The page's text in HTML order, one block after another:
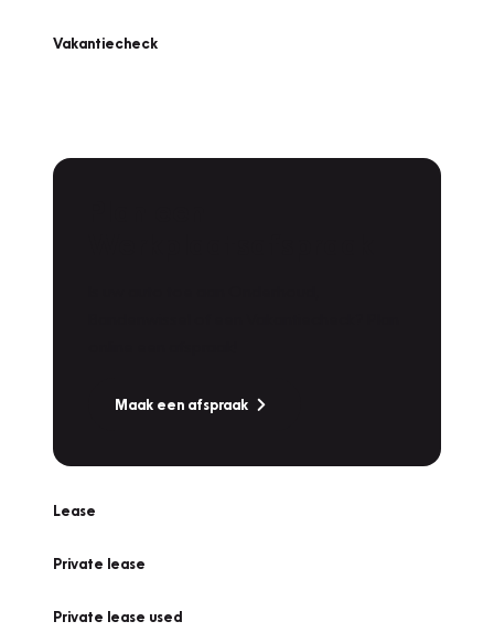
Vakantiecheck
Maak een afspraak
Lease
Private lease
Private lease used